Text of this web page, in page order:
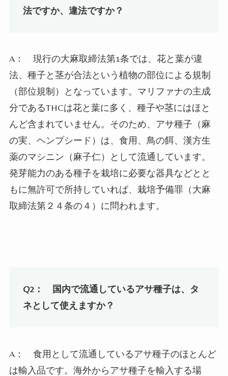
法ですか、違法ですか？
A： 現行の大麻取締法第1条では、花と葉が違
法、種子と茎が合法という植物の部位による規制
（部位規制）となっています。マリファナの主成
分であるTHCは花と葉に多く、種子や茎にはほと
んど含まれていません。そのため、アサ種子（麻
の実、ヘンプシード）は、食用、鳥の餌、漢方生
薬のマシニン（麻子仁）として流通しています。
発芽能力のある種子を栽培に必要な器具などとと
もに無許可で所持していれば、栽培予備罪（大麻
取締法第２４条の４）に問われます。
Q2：
国内で流通しているアサ種子は、タ
ネとして使えますか？
A： 食用として流通しているアサ種子のほとんど
は輸入品です。海外からアサ種子を輸入する場